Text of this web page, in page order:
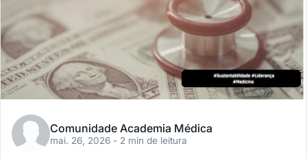
Comunidade Academia Médica
mai. 26, 2026 - 2 min de leitura